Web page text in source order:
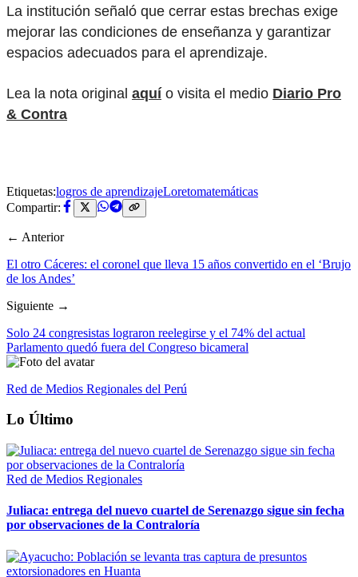
La institución señaló que cerrar estas brechas exige
mejorar las condiciones de enseñanza y garantizar
espacios adecuados para el aprendizaje.
Lea la nota original aquí o visita el medio Diario Pro
& Contra
Etiquetas:logros de aprendizajeLoretomatemáticas
Compartir:
← Anterior
El otro Cáceres: el coronel que lleva 15 años convertido en el ‘Brujo
de los Andes’
Siguiente →
Solo 24 congresistas lograron reelegirse y el 74% del actual
Parlamento quedó fuera del Congreso bicameral
Red de Medios Regionales del Perú
Lo Último
Red de Medios Regionales
Juliaca: entrega del nuevo cuartel de Serenazgo sigue sin fecha
por observaciones de la Contraloría